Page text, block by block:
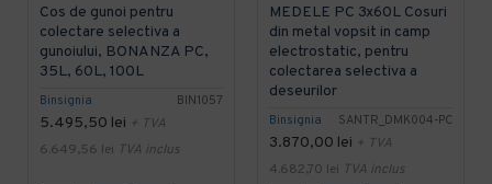
Binsignia BIN1057
Cos de gunoi pentru
colectare selectiva a
gunoiului, BONANZA PC,
35L, 60L, 100L
5.495,50 lei + TVA
6.649,56 lei TVA inclus
Binsignia SANTR_DMK004-PC
MEDELE PC 3x60L Cosuri
din metal vopsit in camp
electrostatic, pentru
colectarea selectiva a
deseurilor
3.870,00 lei + TVA
4.682,70 lei TVA inclus